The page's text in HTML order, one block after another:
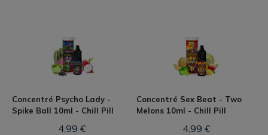
Concentré Psycho Lady -
Spike Ball 10ml - Chill Pill
4,99 €
Concentré Sex Beat - Two
Melons 10ml - Chill Pill
4,99 €